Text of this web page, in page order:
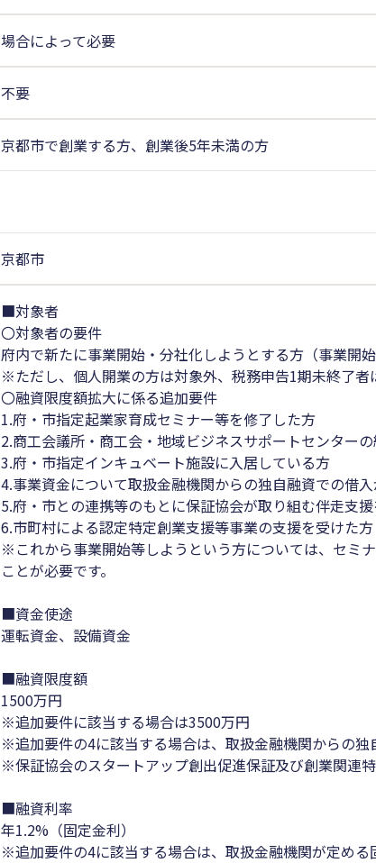
場合によって必要
不要
京都市で創業する方、創業後5年未満の方
京都市
■対象者
〇対象者の要件
府内で新たに事業開始・分社化しようとする方（事業開
※ただし、個人開業の方は対象外、税務申告1期未終了者
〇融資限度額拡大に係る追加要件
1.府・市指定起業家育成セミナー等を修了した方
2.商工会議所・商工会・地域ビジネスサポートセンター
3.府・市指定インキュベート施設に入居している方
4.事業資金について取扱金融機関からの独自融資での借
5.府・市との連携等のもとに保証協会が取り組む伴走支
6.市町村による認定特定創業支援等事業の支援を受けた方
※これから事業開始等しようという方については、セミ
ことが必要です。
■資金使途
運転資金、設備資金
■融資限度額
1500万円
※追加要件に該当する場合は3500万円
※追加要件の4に該当する場合は、取扱金融機関からの独
※保証協会のスタートアップ創出促進保証及び創業関連
■融資利率
年1.2%（固定金利）
※追加要件の4に該当する場合は、取扱金融機関が定める